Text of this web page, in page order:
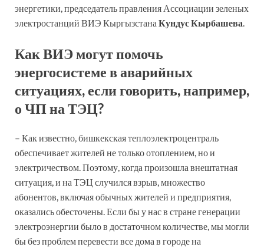
энергетики, председатель правления Ассоциации зеленых
электростанций ВИЭ Кыргызстана Кундус Кырбашева.
Как ВИЭ могут помочь
энергосистеме в аварийных
ситуациях, если говорить, например,
о ЧП на ТЭЦ?
– Как известно, бишкекская теплоэлектроцентраль
обеспечивает жителей не только отоплением, но и
электричеством. Поэтому, когда произошла внештатная
ситуация, и на ТЭЦ случился взрыв, множество
абонентов, включая обычных жителей и предприятия,
оказались обесточены. Если бы у нас в стране генерации
электроэнергии было в достаточном количестве, мы могли
бы без проблем перевести все дома в городе на